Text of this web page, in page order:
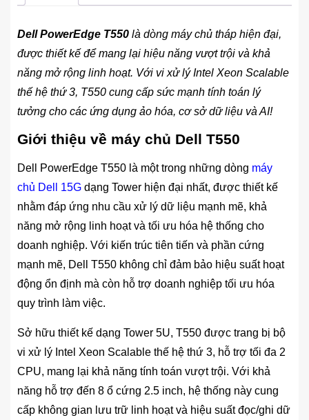
Dell PowerEdge T550 là dòng máy chủ tháp hiện đại,
được thiết kế để mang lại hiệu năng vượt trội và khả
năng mở rộng linh hoạt. Với vi xử lý Intel Xeon Scalable
thế hệ thứ 3, T550 cung cấp sức mạnh tính toán lý
tưởng cho các ứng dụng ảo hóa, cơ sở dữ liệu và AI!
Giới thiệu về máy chủ Dell T550
Dell PowerEdge T550 là một trong những dòng máy
chủ Dell 15G dạng Tower hiện đại nhất, được thiết kế
nhằm đáp ứng nhu cầu xử lý dữ liệu mạnh mẽ, khả
năng mở rộng linh hoạt và tối ưu hóa hệ thống cho
doanh nghiệp. Với kiến trúc tiên tiến và phần cứng
mạnh mẽ, Dell T550 không chỉ đảm bảo hiệu suất hoạt
động ổn định mà còn hỗ trợ doanh nghiệp tối ưu hóa
quy trình làm việc.
Sở hữu thiết kế dạng Tower 5U, T550 được trang bị bộ
vi xử lý Intel Xeon Scalable thế hệ thứ 3, hỗ trợ tối đa 2
CPU, mang lại khả năng tính toán vượt trội. Với khả
năng hỗ trợ đến 8 ổ cứng 2.5 inch, hệ thống này cung
cấp không gian lưu trữ linh hoạt và hiệu suất đọc/ghi dữ